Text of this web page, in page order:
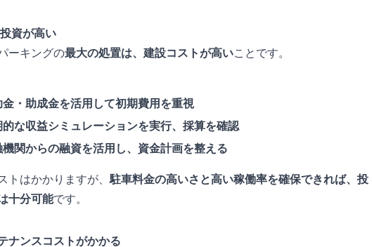
資が高い
ーキングの最大の処置は、建設コストが高いことです。
・助成金を活用して初期費用を重視
な収益シミュレーションを実行、採算を確認
関からの融資を活用し、資金計画を整える
トはかかりますが、駐車料金の高いさと高い稼働率を確保できれば、投
十分可能です。
ナンスコストがかかる